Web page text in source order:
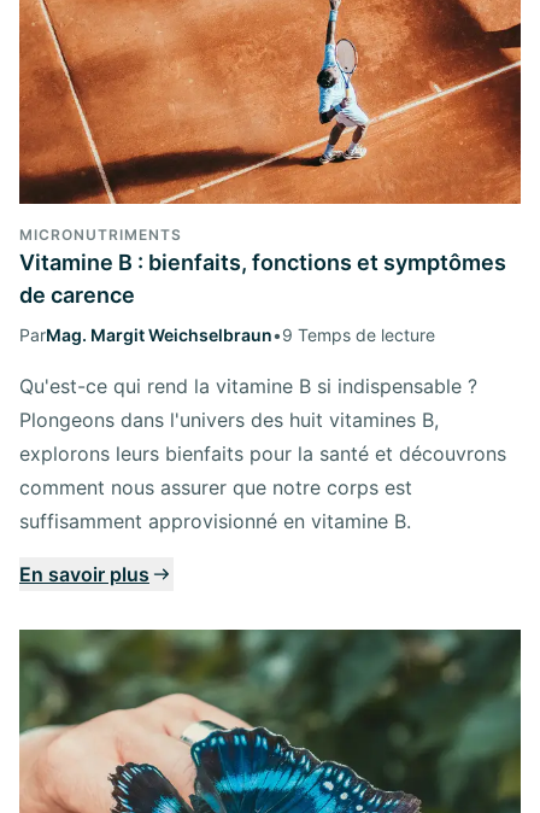
MICRONUTRIMENTS
Vitamine B : bienfaits, fonctions et symptômes
de carence
ParMag. Margit Weichselbraun•9 Temps de lecture
Qu'est-ce qui rend la vitamine B si indispensable ?
Plongeons dans l'univers des huit vitamines B,
explorons leurs bienfaits pour la santé et découvrons
comment nous assurer que notre corps est
suffisamment approvisionné en vitamine B.
En savoir plus